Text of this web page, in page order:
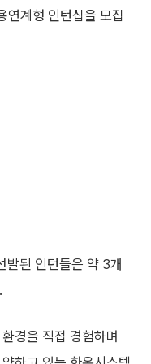
연계형 인턴십을 모집
발된 인턴들은 약 3개
경을 직접 경험하며